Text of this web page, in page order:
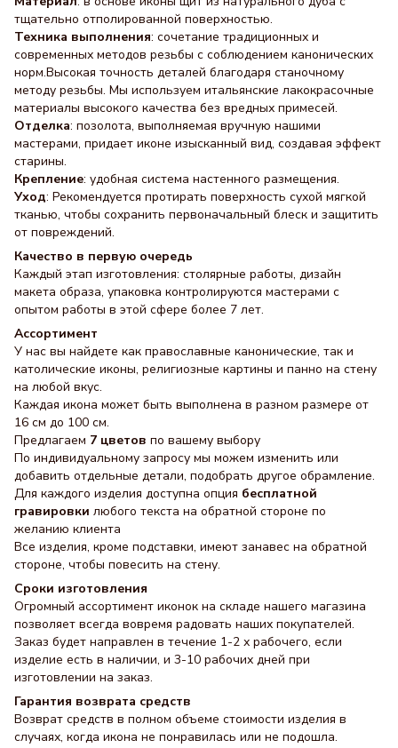
тщательно отполированной поверхностью.
Техника выполнения: сочетание традиционных и
современных методов резьбы с соблюдением канонических
норм.Высокая точность деталей благодаря станочному
методу резьбы. Мы используем итальянские лакокрасочные
материалы высокого качества без вредных примесей.
Отделка: позолота, выполняемая вручную нашими
мастерами, придает иконе изысканный вид, создавая эффект
старины.
Крепление: удобная система настенного размещения.
Уход: Рекомендуется протирать поверхность сухой мягкой
тканью, чтобы сохранить первоначальный блеск и защитить
от повреждений.
Качество в первую очередь
Каждый этап изготовления: столярные работы, дизайн
макета образа, упаковка контролируются мастерами с
опытом работы в этой сфере более 7 лет.
Ассортимент
У нас вы найдете как православные канонические, так и
католические иконы, религиозные картины и панно на стену
на любой вкус.
Каждая икона может быть выполнена в разном размере от
16 см до 100 см.
Предлагаем 7 цветов по вашему выбору
По индивидуальному запросу мы можем изменить или
добавить отдельные детали, подобрать другое обрамление.
Для каждого изделия доступна опция бесплатной
гравировки любого текста на обратной стороне по
желанию клиента
Все изделия, кроме подставки, имеют занавес на обратной
стороне, чтобы повесить на стену.
Сроки изготовления
Огромный ассортимент иконок на складе нашего магазина
позволяет всегда вовремя радовать наших покупателей.
Заказ будет направлен в течение 1-2 х рабочего, если
изделие есть в наличии, и 3-10 рабочих дней при
изготовлении на заказ.
Гарантия возврата средств
Возврат средств в полном объеме стоимости изделия в
случаях, когда икона не понравилась или не подошла.